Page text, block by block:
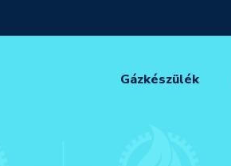
Gázkészülék